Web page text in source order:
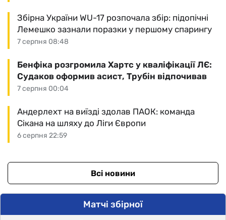
7 серпня 08:48
Збірна України WU-17 розпочала збір: підопічні
Лемешко зазнали поразки у першому спарингу
7 серпня 00:04
Бенфіка розгромила Хартс у кваліфікації ЛЄ:
Судаков оформив асист, Трубін відпочивав
6 серпня 22:59
Андерлехт на виїзді здолав ПАОК: команда
Сікана на шляху до Ліги Європи
Всі новини
Матчі збірної